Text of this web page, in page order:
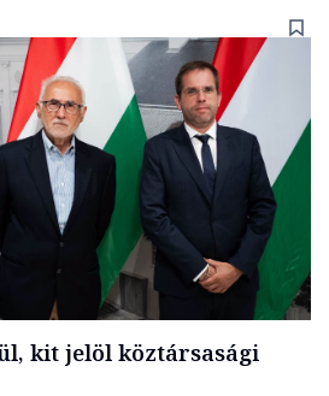
kit jelöl köztársasági